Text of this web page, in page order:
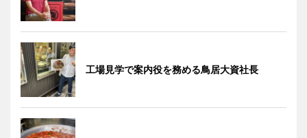
工場見学で案内役を務める鳥居大資社長